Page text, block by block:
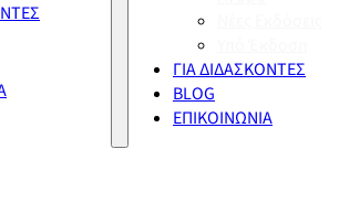
ΓΙΑ ΔΙΔΑΣΚΟΝΤΕΣ
BLOG
ΕΠΙΚΟΙΝΩΝΙΑ